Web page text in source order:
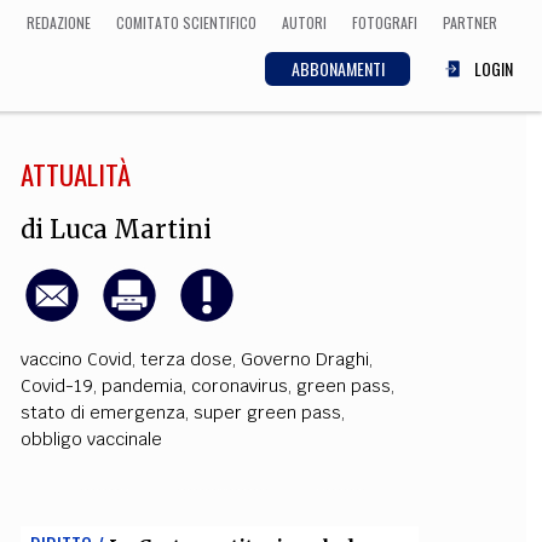
REDAZIONE COMITATO SCIENTIFICO AUTORI FOTOGRAFI PARTNER
ABBONAMENTI LOGIN
ECONOMIA
CULTURA
Musica,
Letteratura
ATTUALITÀ
di Luca Martini
vaccino Covid, terza dose, Governo Draghi,
Covid-19, pandemia, coronavirus, green pass,
stato di emergenza, super green pass,
obbligo vaccinale